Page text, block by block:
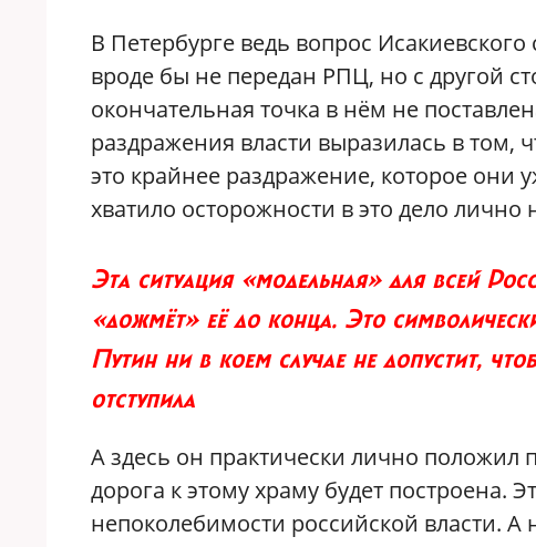
В Петербурге ведь вопрос
вроде бы не передан РПЦ, но с другой
окончательная точка в нём не
раздражения власти выразилась в том,
это крайнее раздражение, которое они
хватило осторожности в это дело лично
Эта ситуация «модельная» для всей
«дожмёт» её до конца. Это
Путин ни в коем случае не допустит,
отступила
А здесь он практически лично
дорога к этому храму будет построена.
непоколебимости российской власти. А